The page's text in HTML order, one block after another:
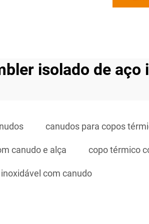
isolado de aço
canudos para copos
canudo e alça copo térmico
com canudo